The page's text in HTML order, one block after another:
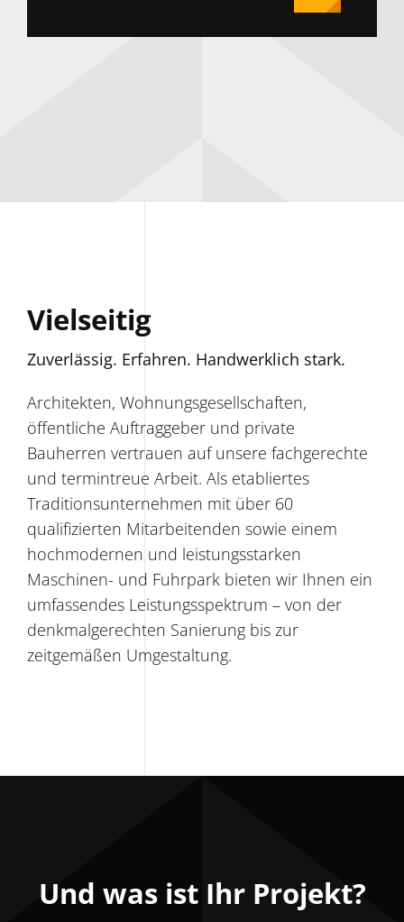
Vielseitig
Zuverlässig. Erfahren. Handwerklich stark.
Architekten, Wohnungsgesellschaften,
öffentliche Auftraggeber und private
Bauherren vertrauen auf unsere fachgerechte
und termintreue Arbeit. Als etabliertes
Traditionsunternehmen mit über 60
qualifizierten Mitarbeitenden sowie einem
hochmodernen und leistungsstarken
Maschinen- und Fuhrpark bieten wir Ihnen ein
umfassendes Leistungsspektrum – von der
denkmalgerechten Sanierung bis zur
zeitgemäßen Umgestaltung.
Und was ist Ihr Projekt?